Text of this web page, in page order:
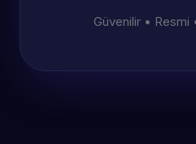
Güvenilir •